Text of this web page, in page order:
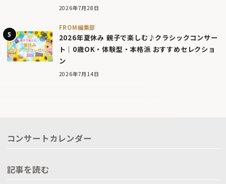
2026年7月28日
FROM編集部
2026年夏休み 親子で楽しむ♪クラシックコンサー
ト｜0歳OK・体験型・本格派 おすすめセレクショ
ン
2026年7月14日
コンサートカレンダー
記事を読む